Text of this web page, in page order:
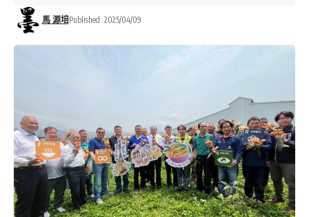
馬 源培Published: 2025/04/09